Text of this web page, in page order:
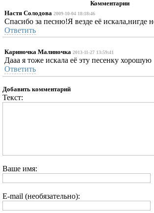
Комментарии
Настя Солодова 2009-10-04 18:18:46
Спасибо за песню!Я везде её искала,нигде
Ответить
Кариночка Малиночка 2013-11-27 13:59:41
Дааа я тоже искала её эту песенку хорошую
Ответить
Добавить комментарий
Текст:
Ваше имя:
E-mail (необязательно):